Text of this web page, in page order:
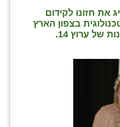
את חזונו לקידום
בצפון הארץ
של ערוץ 14.